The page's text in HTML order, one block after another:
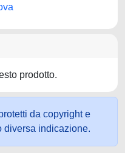
prodotto.
da copyright e
diversa indicazione.